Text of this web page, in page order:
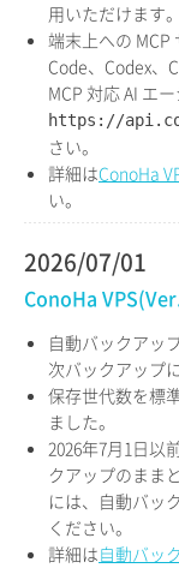
用いただけます。
端末上への
Code、Codex、
MCP 対応 AI エ
https://
さい。
詳細はConoHa
い。
2026/07/01
ConoHa
自動バックアッ
次バックアップ
保存世代数を標
ました。
2026年7月1日以
クアップのまま
には、自動バッ
ください。
詳細は自動バッ